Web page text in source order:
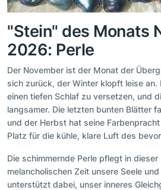
"Stein" des Monats
2026: Perle
Der November ist der Monat der
sich zurück, der Winter klopft leise an.
einen tiefen Schlaf zu versetzen, und
langsamer. Die letzten bunten Blätter
und der Herbst hat seine
Platz für die kühle, klare Luft des
Die schimmernde Perle pflegt in
melancholischen Zeit unsere Seele
unterstützt dabei, unser inneres